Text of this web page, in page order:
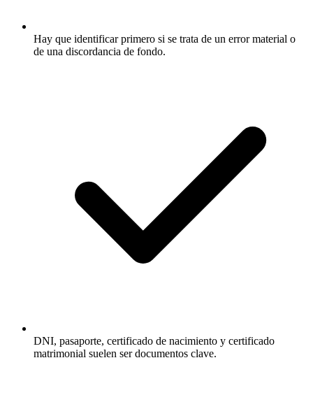
Hay que identificar primero si se trata de un error material o
de una discordancia de fondo.
DNI, pasaporte, certificado de nacimiento y certificado
matrimonial suelen ser documentos clave.